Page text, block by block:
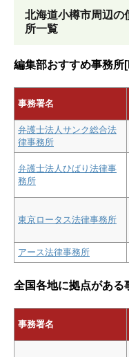
北海道小樽市周辺の
所一覧
編集部おすすめ事務所
事務署名
弁護士法人サンク総合法
律事務所
弁護士法人ひばり法律事
務所
東京ロータス法律事務所
アース法律事務所
全国各地に拠点がある
事務署名